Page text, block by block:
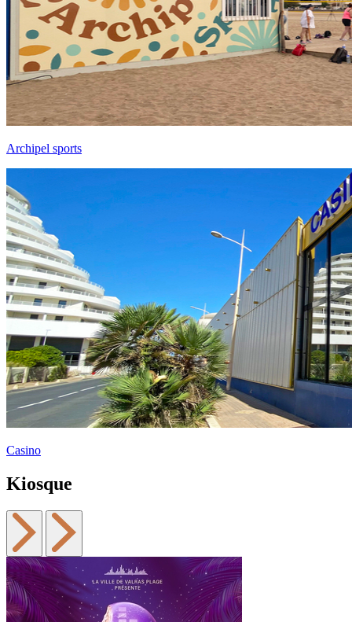
Archipel sports
Casino
Kiosque